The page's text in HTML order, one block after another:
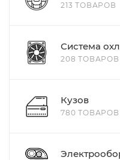
213 ТОВАРОВ
Система
208 ТОВАРОВ
Кузов
780 ТОВАРОВ